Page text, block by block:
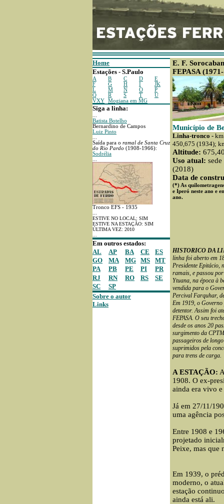
Home
Estações - S.Paulo
A B C D
E
F
G H I
JK
L
M N O
P
Q
R S T
U
VXY
Mogiana em MG
Siga a linha:
Batista Botelho
Bernardino de Campos
Luiz Pinto
Saída para o ramal de Santa Cruz
do Rio Pardo (1908-1966):
Sodrélia
Tronco EFS - 1935
ESTIVE NO LOCAL: SIM
ESTIVE NA ESTAÇÃO: SIM
ÚLTIMA VEZ: 2010
Em outros estados:
AL
AP BA CE
ES
GO
MA MG MS
MT
PA
PB PE PI
PR
RJ
RN RO RS
SE
SC
SP
Sobre o autor
Links
E. F.
FEPASA
Município de
Linha-tronco -
450,675 (1934);
Altitude:
Uso atual:
(2018)
Data de
(*) As
e Iperó neste ano e
ano.
HISTORICO DA
linha foi aberto em
Presidente Epitácio,
ramais, e passou
Ytuana, na época à
vendida para o
Percival Farquhar,
Em 1919, o
detentor. Assim foi
FEPASA. O seu
desde os anos 20
surgimento da
passageiros de
suprimidos pela
para trens de carga.
A ESTAÇÃO:
1908. O ex-
ainda era vivo
Já em 27/11/
uma agência
Entre 1908 e
projetado
Peixe, mas que
Em 1939, o
moderno, o
estação
ainda está ali.